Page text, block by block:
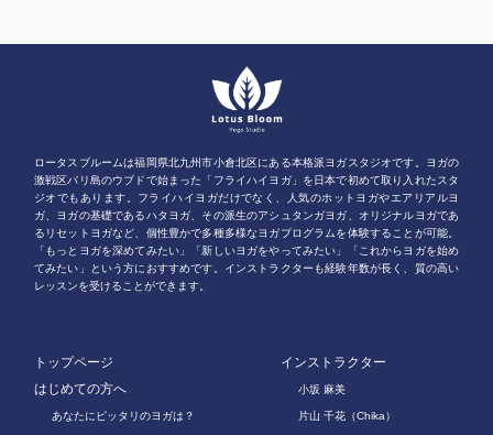
ロータスブルームは福岡県北九州市小倉北区にある本格派ヨガスタジオです。ヨガの
激戦区バリ島のウブドで始まった「フライハイヨガ」を日本で初めて取り入れたスタ
ジオでもあります。フライハイヨガだけでなく、人気のホットヨガやエアリアルヨ
ガ、ヨガの基礎であるハタヨガ、その派生のアシュタンガヨガ、オリジナルヨガであ
るリセットヨガなど、個性豊かで多種多様なヨガプログラムを体験することが可能。
「もっとヨガを深めてみたい」「新しいヨガをやってみたい」「これからヨガを始め
てみたい」という方におすすめです。インストラクターも経験年数が長く、質の高い
レッスンを受けることができます。
トップページ
はじめての方へ
あなたにピッタリのヨガは？
インストラクター
小坂 麻美
片山 千花（Chika）